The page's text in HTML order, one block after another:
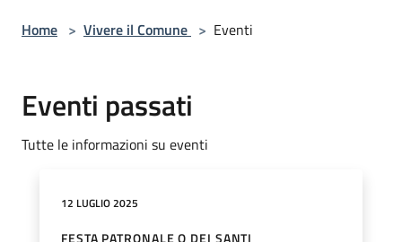
Home > Vivere il Comune > Eventi
Eventi passati
Tutte le informazioni su eventi
12 LUGLIO 2025
FESTA PATRONALE O DEI SANTI